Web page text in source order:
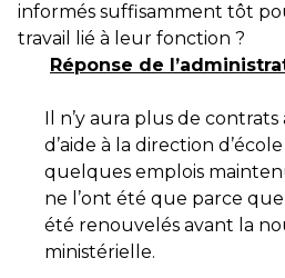
informés suffisamment tôt
travail lié à leur fonction ?
Réponse de
Il n’y aura plus de contrats
d’aide à la direction
quelques emplois
ne l’ont été que parce
été renouvelés avant la
ministérielle.